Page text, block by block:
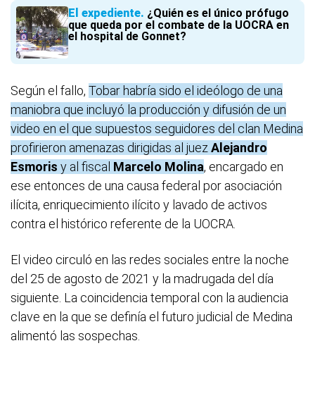
El expediente ¿Quién es el único prófugo
que queda por el combate de la UOCRA en
el hospital de Gonnet?
Según el fallo, Tobar habría sido el ideólogo de una
maniobra que incluyó la producción y difusión de un
video en el que supuestos seguidores del clan Medina
profirieron amenazas dirigidas al juez Alejandro
Esmoris y al fiscal Marcelo Molina, encargado en
ese entonces de una causa federal por asociación
ilícita, enriquecimiento ilícito y lavado de activos
contra el histórico referente de la UOCRA.
El video circuló en las redes sociales entre la noche
del 25 de agosto de 2021 y la madrugada del día
siguiente. La coincidencia temporal con la audiencia
clave en la que se definía el futuro judicial de Medina
alimentó las sospechas.